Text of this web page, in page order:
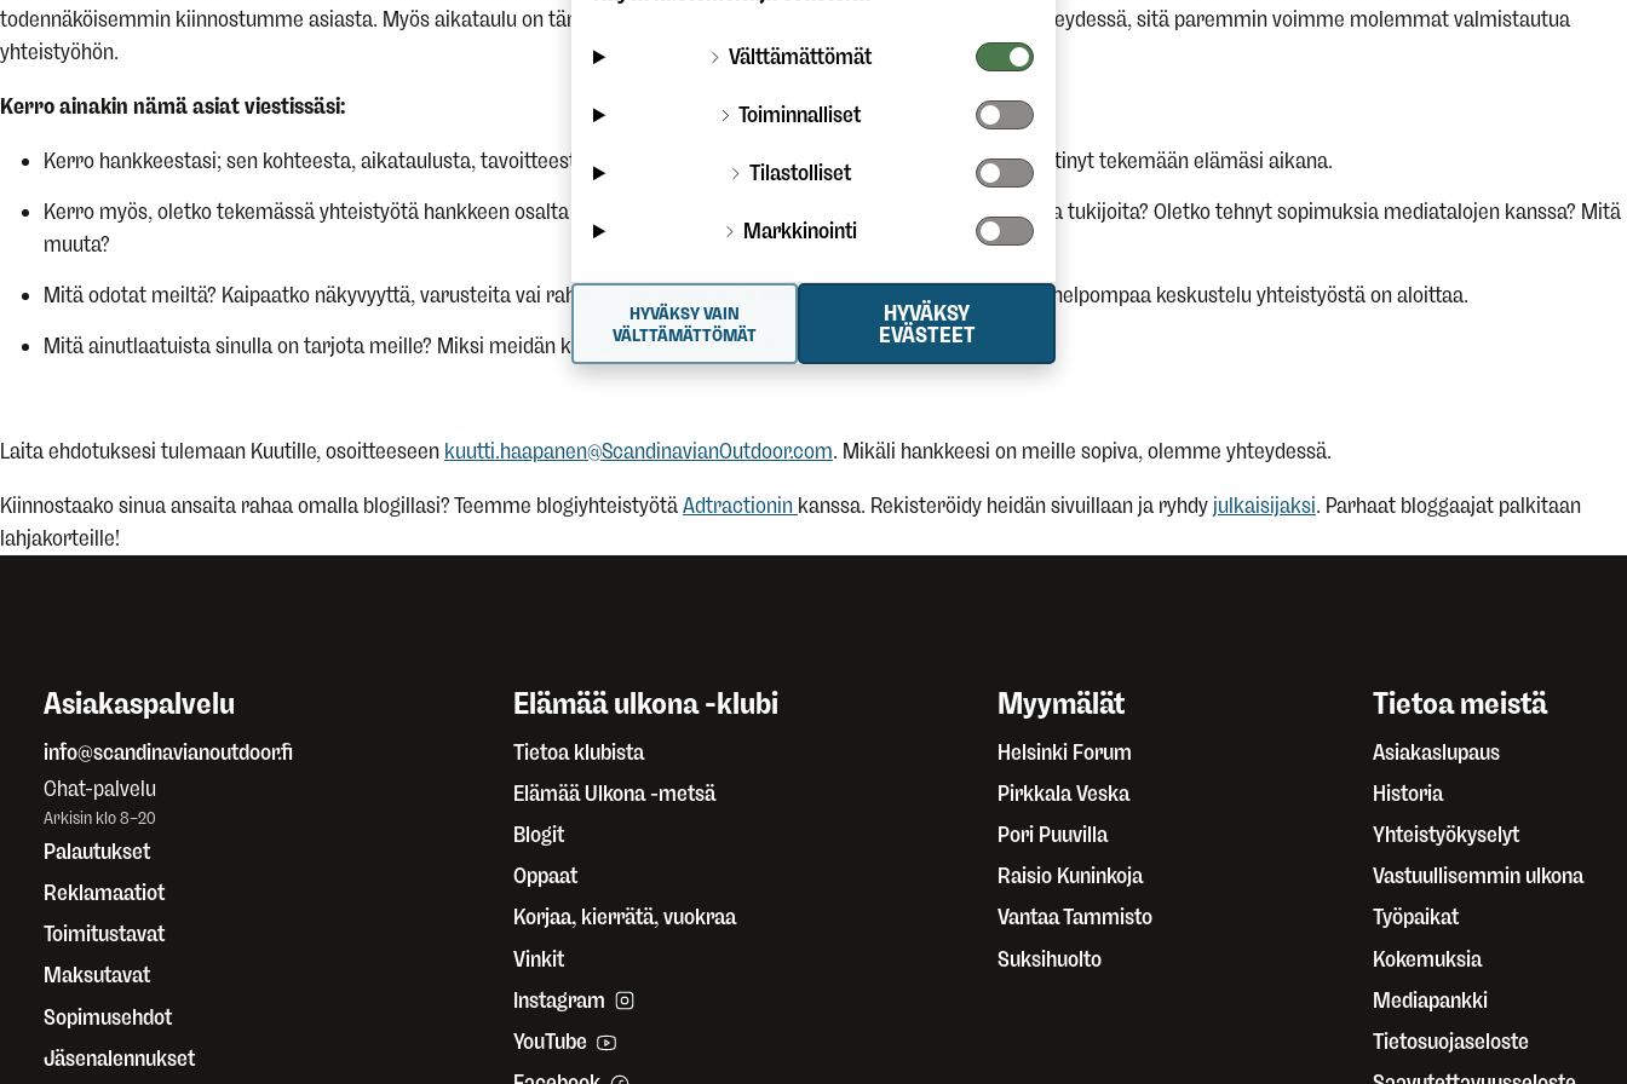
todennäköisemmin kiinnostumme asiasta. Myös aikataulu on tärkeä, mitä aikaisemmin olet meille ennen H-hetkeä yhteydessä, sitä paremmin voimme molemmat valmistautua
yhteistyöhön.
Kerro ainakin nämä asiat viestissäsi:
Kerro hankkeestasi; sen kohteesta, aikataulusta, tavoitteesta ja osallistujista. Kerro myös itsestäsi, mitä olet jo ehtinyt tekemään elämäsi aikana.
Kerro myös, oletko tekemässä yhteistyötä hankkeen osalta muiden tahojen kanssa. Onko sinulla jo meitä vastaavia tukijoita? Oletko tehnyt sopimuksia mediatalojen kanssa? Mitä
muuta?
Mitä odotat meiltä? Kaipaatko näkyvyyttä, varusteita vai rahaa? Mitä tarkemmin pystyt yksilöimään tarpeesi, sitä helpompaa keskustelu yhteistyöstä on aloittaa.
Mitä ainutlaatuista sinulla on tarjota meille? Miksi meidän kannattaisi tehdä yhteistyötä juuri sinun kanssasi?
Laita ehdotuksesi tulemaan Kuutille, osoitteeseen kuutti.haapanen@ScandinavianOutdoor.com. Mikäli hankkeesi on meille sopiva, olemme yhteydessä.
Kiinnostaako sinua ansaita rahaa omalla blogillasi? Teemme blogiyhteistyötäAdtractionin kanssa. Rekisteröidy heidän sivuillaan ja ryhdy julkaisijaksi. Parhaat bloggaajat palkitaan
lahjakorteille!
Asiakaspalvelu
info@scandinavianoutdoor.fi
Chat-palvelu
Arkisin klo 8–20
Palautukset
Reklamaatiot
Toimitustavat
Maksutavat
Sopimusehdot
Jäsenalennukset
Elämää ulkona -klubi
Tietoa klubista
Elämää Ulkona -metsä
Blogit
Oppaat
Korjaa, kierrätä, vuokraa
Vinkit
Instagram
YouTube
Myymälät
Helsinki Forum
Pirkkala Veska
Pori Puuvilla
Raisio Kuninkoja
Vantaa Tammisto
Suksihuolto
Tietoa meistä
Asiakaslupaus
Historia
Yhteistyökyselyt
Vastuullisemmin ulkona
Työpaikat
Kokemuksia
Mediapankki
Tietosuojaseloste
Välttämättömät
Toiminnalliset
Tilastolliset
Markkinointi
HYVÄKSY
EVÄSTEET
HYVÄKSY VAIN
VÄLTTÄMÄTTÖMÄT